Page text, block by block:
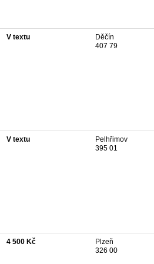
V textu
Děčín
407 79
V textu
Pelhřimov
395 01
4 500 Kč
Plzeň
326 00